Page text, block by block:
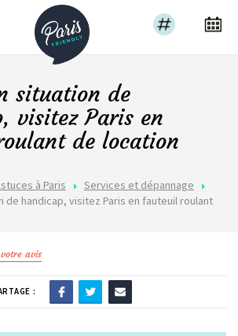
à Paris
Services et dépannage
de handicap, visitez Paris en fauteuil roulant
situation de
visitez Paris en
de location
avis
: